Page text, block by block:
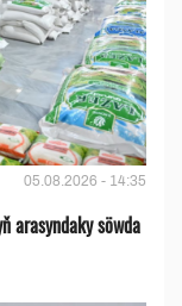
05.08.2026 - 14:35
arasyndaky söwda